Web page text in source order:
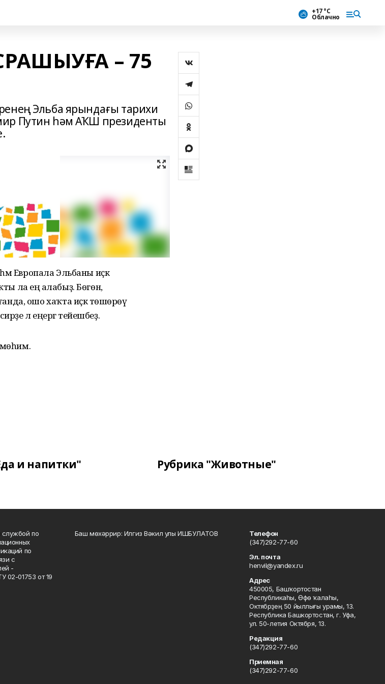
+17 °С
Облачно
– 75
Эльба ярындағы тарихи
Путин һәм АҠШ президенты
Европала Эльбаны иҫкә
ла еңә алабыҙ. Бөгөн,
ошо хаҡта иҫкә төшөрөү
лә еңергә тейешбеҙ.
и напитки" Рубрика "Животные"
службой по
по
с
-
02-01753 от 19
Баш мөхәррир: Илгиз Вәкил улы ИШБУЛАТОВ
Телефон
(347)292-77-60
Эл. почта
henvil@yandex.ru
Адрес
450005, Башҡортостан
Республикаһы, Өфө ҡалаһы,
Октябрҙең 50 йыллығы урамы, 13.
Республика Башкортостан, г. Уфа,
ул. 50-летия Октября, 13.
Редакция
(347)292-77-60
Приемная
(347)292-77-60